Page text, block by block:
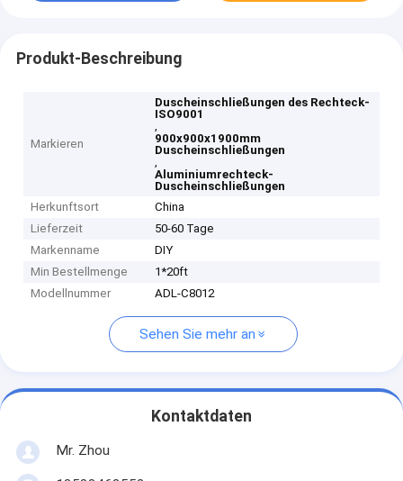
Produkt-Beschreibung
Markieren
Duscheinschließungen des Rechteck-
ISO9001
,
900x900x1900mm
Duscheinschließungen
,
Aluminiumrechteck-
Duscheinschließungen
Herkunftsort
China
Lieferzeit
50-60 Tage
Markenname
DIY
Min Bestellmenge
1*20ft
Modellnummer
ADL-C8012
Sehen Sie mehr an
Kontaktdaten
Mr. Zhou